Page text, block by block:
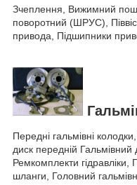
Зчеплення, Вижимний
поворотний (ШРУС),
привода, Підшипники
Передні гальмівні
диск передній Гальмівний
Ремкомплекти гідравліки,
шланги, Головний